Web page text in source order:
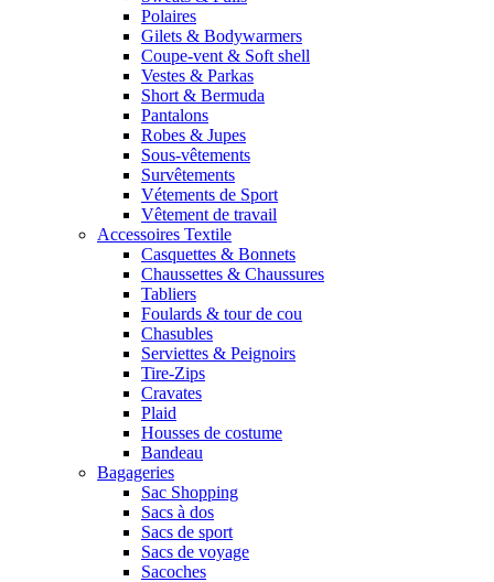
Polaires
Gilets & Bodywarmers
Coupe-vent & Soft shell
Vestes & Parkas
Short & Bermuda
Pantalons
Robes & Jupes
Sous-vêtements
Survêtements
Vétements de Sport
Vêtement de travail
Accessoires Textile
Casquettes & Bonnets
Chaussettes & Chaussures
Tabliers
Foulards & tour de cou
Chasubles
Serviettes & Peignoirs
Tire-Zips
Cravates
Plaid
Housses de costume
Bandeau
Bagageries
Sac Shopping
Sacs à dos
Sacs de sport
Sacs de voyage
Sacoches